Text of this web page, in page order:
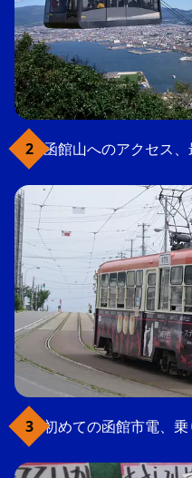
函館山へのアクセス
初めての函館市電、